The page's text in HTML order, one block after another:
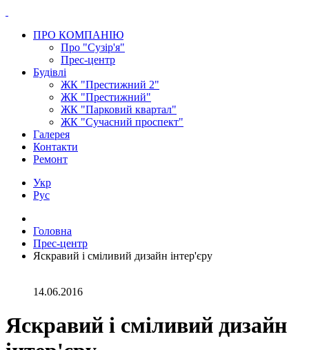
ПРО КОМПАНІЮ
Про "Сузір'я"
Прес-центр
Будівлі
ЖК "Престижний 2"
ЖК "Престижний"
ЖК "Парковий квартал"
ЖК "Сучасний проспект"
Галерея
Контакти
Ремонт
Укр
Рус
Головна
Прес-центр
Яскравий і сміливий дизайн інтер'єру
14.06.2016
Яскравий і сміливий дизайн